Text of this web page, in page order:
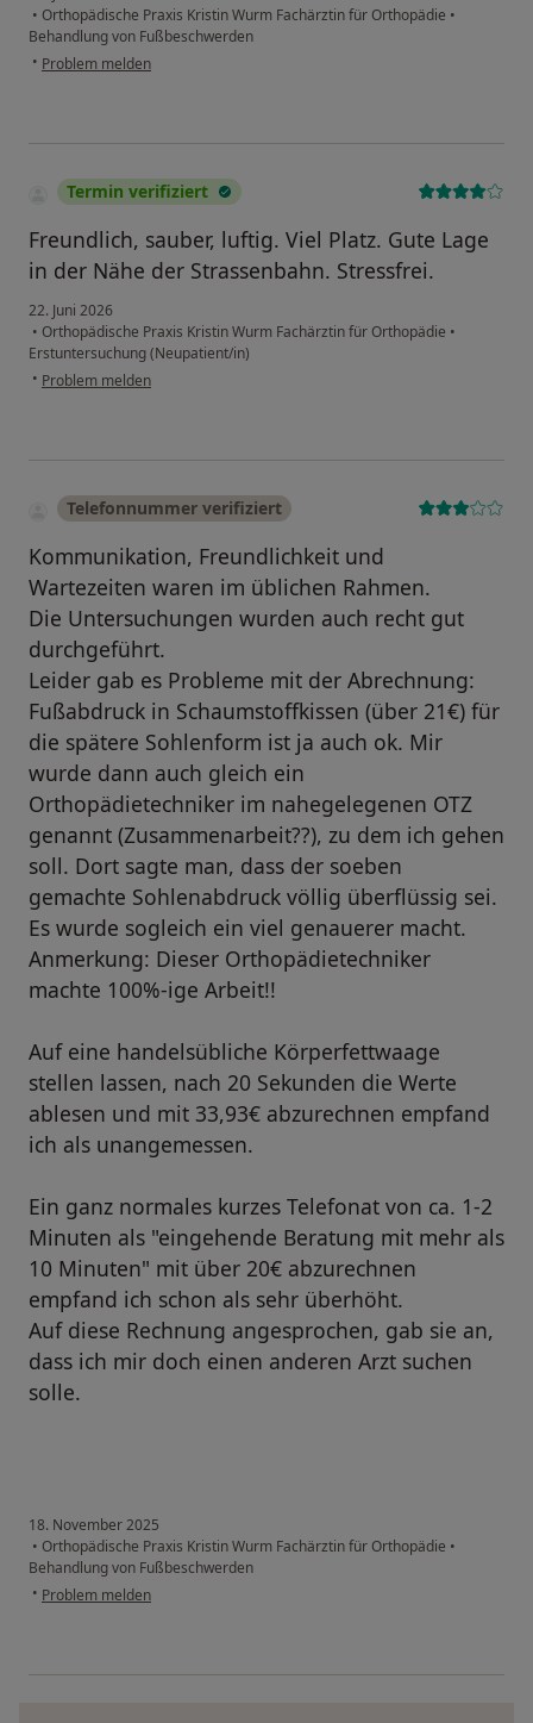
• Orthopädische Praxis Kristin Wurm Fachärztin für Orthopädie •
Behandlung von Fußbeschwerden
• Problem melden
Termin verifiziert
Freundlich, sauber, luftig. Viel Platz. Gute Lage
in der Nähe der Strassenbahn. Stressfrei.
22. Juni 2026
• Orthopädische Praxis Kristin Wurm Fachärztin für Orthopädie •
Erstuntersuchung (Neupatient/in)
• Problem melden
Telefonnummer verifiziert
Kommunikation, Freundlichkeit und
Wartezeiten waren im üblichen Rahmen.
Die Untersuchungen wurden auch recht gut
durchgeführt.
Leider gab es Probleme mit der Abrechnung:
Fußabdruck in Schaumstoffkissen (über 21€) für
die spätere Sohlenform ist ja auch ok. Mir
wurde dann auch gleich ein
Orthopädietechniker im nahegelegenen OTZ
genannt (Zusammenarbeit??), zu dem ich gehen
soll. Dort sagte man, dass der soeben
gemachte Sohlenabdruck völlig überflüssig sei.
Es wurde sogleich ein viel genauerer macht.
Anmerkung: Dieser Orthopädietechniker
machte 100%-ige Arbeit!!
Auf eine handelsübliche Körperfettwaage
stellen lassen, nach 20 Sekunden die Werte
ablesen und mit 33,93€ abzurechnen empfand
ich als unangemessen.
Ein ganz normales kurzes Telefonat von ca. 1-2
Minuten als "eingehende Beratung mit mehr als
10 Minuten" mit über 20€ abzurechnen
empfand ich schon als sehr überhöht.
Auf diese Rechnung angesprochen, gab sie an,
dass ich mir doch einen anderen Arzt suchen
solle.
18. November 2025
• Orthopädische Praxis Kristin Wurm Fachärztin für Orthopädie •
Behandlung von Fußbeschwerden
• Problem melden